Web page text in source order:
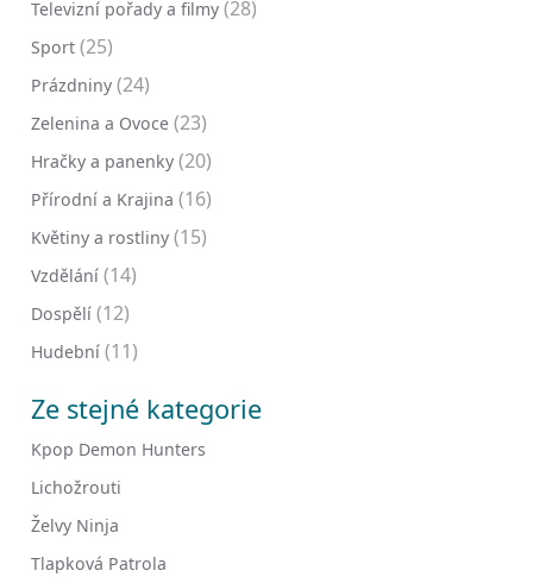
Televizní pořady a filmy (28)
Sport (25)
Prázdniny (24)
Zelenina a Ovoce (23)
Hračky a panenky (20)
Přírodní a Krajina (16)
Květiny a rostliny (15)
Vzdělání (14)
Dospělí (12)
Hudební (11)
Ze stejné kategorie
Kpop Demon Hunters
Lichožrouti
Želvy Ninja
Tlapková Patrola